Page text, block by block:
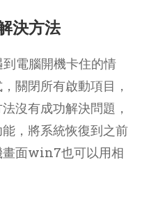
決方法
電腦開機卡住的情
關閉所有啟動項目，
沒有成功解決問題，
，將系統恢復到之前
畫面win7也可以用相